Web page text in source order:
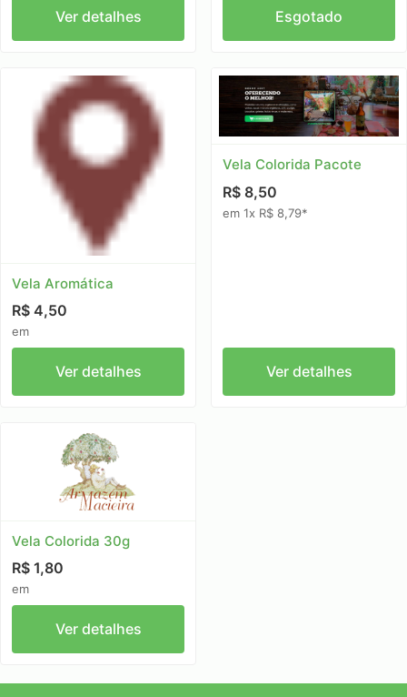
Ver detalhes Esgotado
Vela Aromática
R$ 4,50
em
Ver detalhes
Vela Colorida Pacote
R$ 8,50
em 1x R$ 8,79*
Ver detalhes
Vela Colorida 30g
R$ 1,80
em
Ver detalhes